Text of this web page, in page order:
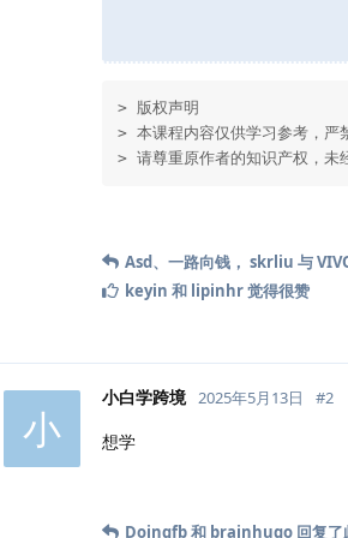
> 版权声明
> 本课程内容仅供学习参考，严
> 请尊重原作者的知识产权，未
Asd、 一路向钱 ， skrliu 与
keyin 和 lipinhr觉得很赞
小
小白学跨境 2025年5月13日 #2
想学
Doingfb和 brainhugo 回复了